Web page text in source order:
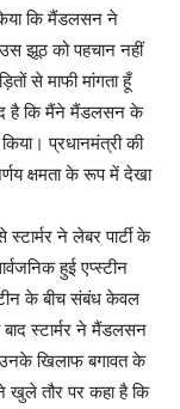
कि मैंडलसन ने
झूठ को पहचान नहीं
से माफी मांगता हूँ
है कि मैंने मैंडलसन के
प्रधानमंत्री की
क्षमता के रूप में देखा
ने लेबर पार्टी के
हुई एप्स्टीन
के बीच संबंध केवल
स्टार्मर ने मैंडलसन
उनके खिलाफ बगावत के
खुले तौर पर कहा है कि